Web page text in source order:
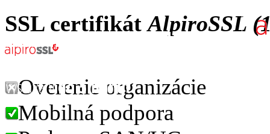
SSL certifikát AlpiroSSL
Overenie organizácie
Mobilná podpora